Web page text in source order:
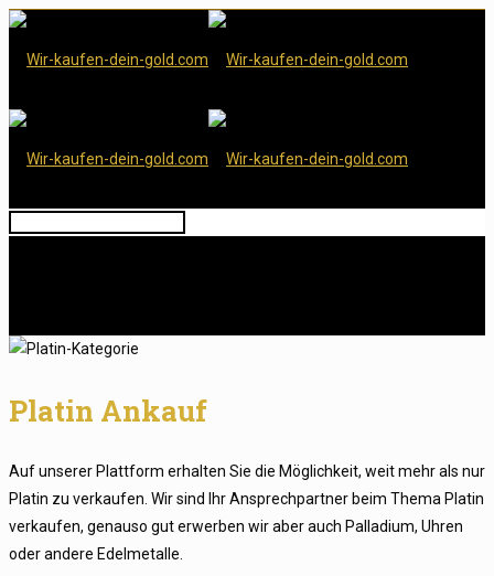
Platin Ankauf
Auf unserer Plattform erhalten Sie die Möglichkeit, weit mehr als nur
Platin zu verkaufen. Wir sind Ihr Ansprechpartner beim Thema Platin
verkaufen, genauso gut erwerben wir aber auch Palladium, Uhren
oder andere Edelmetalle.